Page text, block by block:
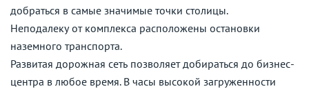
добраться в самые значимые точки столицы.
Неподалеку от комплекса расположены остановки
наземного транспорта.
Развитая дорожная сеть позволяет добираться до бизнес-
центра в любое время. В часы высокой загруженности